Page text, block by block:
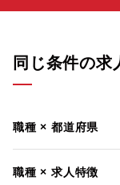
同じ条件の求
職種 × 都道府県
職種 × 求人特徴